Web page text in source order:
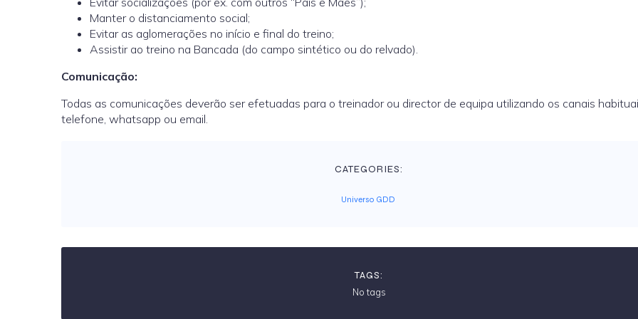
Manter o distanciamento social;
Evitar as aglomerações no início e final do treino;
Assistir ao treino na Bancada (do campo sintético ou do relvado).
Comunicação:
Todas as comunicações deverão ser efetuadas para o treinador ou director de equipa utilizando os canais
telefone, whatsapp ou email.
CATEGORIES:
Universo GDD
TAGS:
No tags